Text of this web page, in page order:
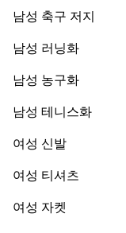
남성 축구 저지
남성 러닝화
남성 농구화
남성 테니스화
여성 신발
여성 티셔츠
여성 자켓